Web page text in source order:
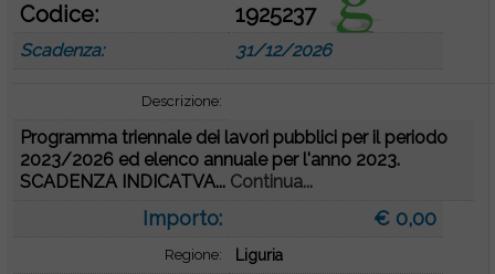
Codice: 1925237
Scadenza: 31/12/2026
Descrizione:
Programma triennale dei lavori pubblici per il periodo
2023/2026 ed elenco annuale per l'anno 2023.
SCADENZA INDICATVA... Continua...
Importo: € 0,00
Regione: Liguria